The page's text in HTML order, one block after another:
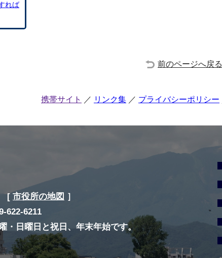
れば
前のページへ戻る
携帯サイト リンク集 プライバシーポリシー
[ 市役所の地図 ］
622-6211
・日曜日と祝日、年末年始です。